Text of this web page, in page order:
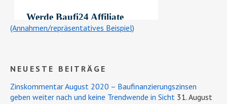
(Annahmen/repräsentatives Beispiel)
NEUESTE BEITRÄGE
Zinskommentar August 2020 – Baufinanzierungszinsen
geben weiter nach und keine Trendwende in Sicht 31. August